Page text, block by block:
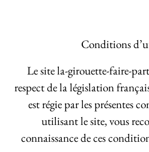
Conditions
Le site la-girouette-faire-
respect de la législation
est régie par les présentes
utilisant le site, vous
connaissance de ces